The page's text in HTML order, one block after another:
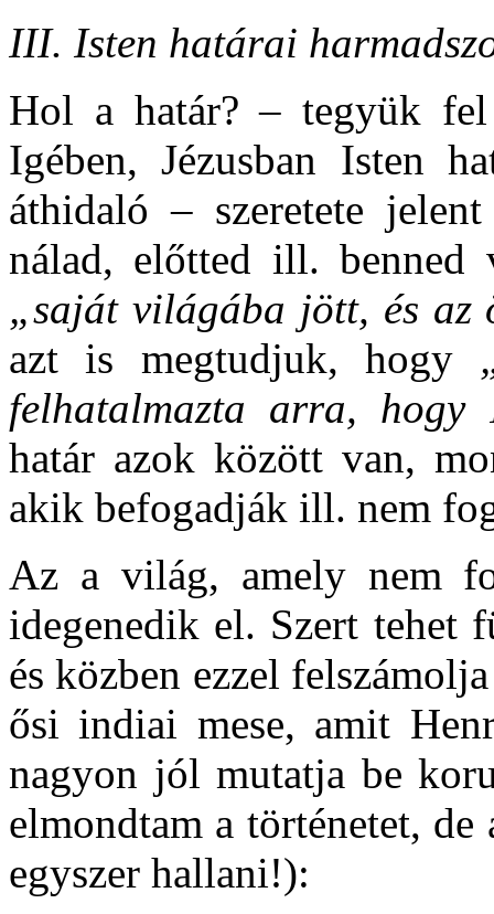
III. Isten határai
Hol a határ? – tegyük
Igében, Jézusban Isten
áthidaló – szeretete
nálad, előtted ill.
„saját világába jött, és az
azt is megtudjuk, hogy
felhatalmazta arra, hogy
határ azok között van,
akik befogadják ill. nem
Az a világ, amely nem
idegenedik el. Szert tehet
és közben ezzel
ősi indiai mese, amit
nagyon jól mutatja be
elmondtam a történetet,
egyszer hallani!):